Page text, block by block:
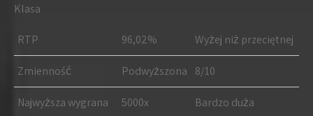
Klasa
RTP 96,02% Wyżej niż przeciętnej
Zmienność Podwyższona 8/10
Najwyższa wygrana 5000x Bardzo duża